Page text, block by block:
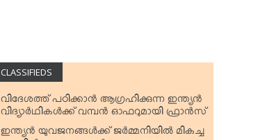
CLASSIFIEDS
വിദേശത്ത് പഠിക്കാന്‍ ആഗ്രഹിക്കുന്ന ഇന്ത്യന്‍
വിദ്യാര്‍ഥികള്‍ക്ക് വമ്പന്‍ ഓഫറുമായി ഫ്രാന്‍സ്
ഇന്ത്യന്‍ യുവജനങ്ങള്‍ക്ക് ജര്‍മ്മനിയില്‍ മികച്ച